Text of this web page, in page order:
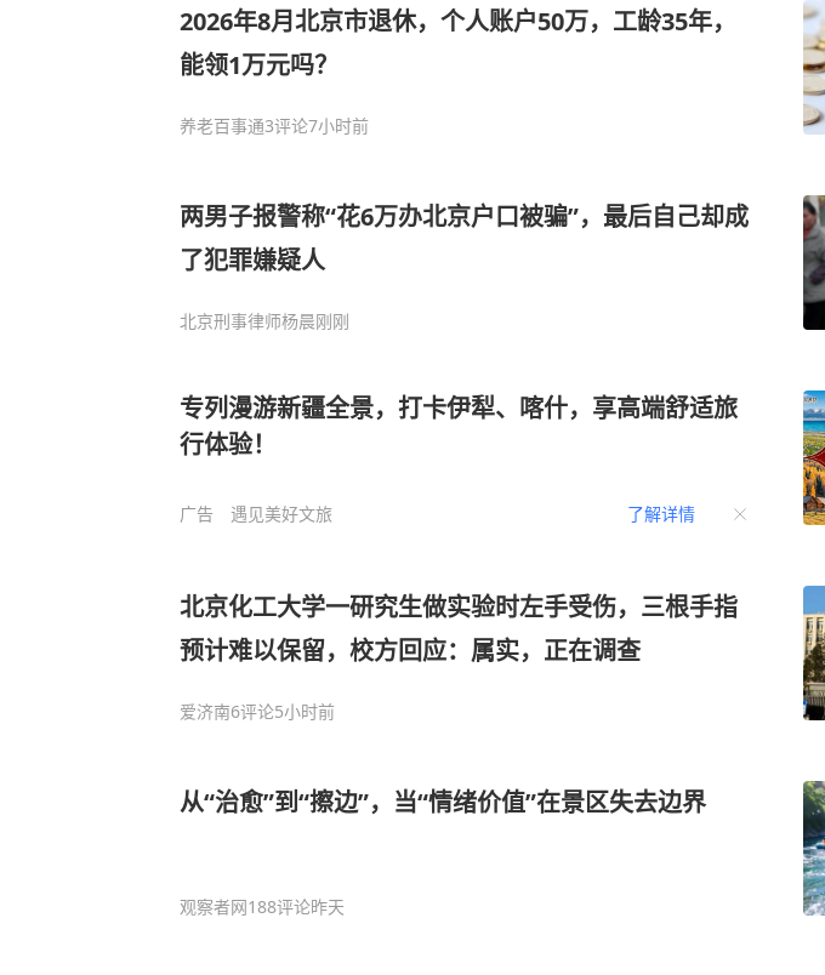
2026年8月北京市退休，个人账户50万，工龄35年，
能领1万元吗？
养老百事通3评论7小时前
两男子报警称“花6万办北京户口被骗”，最后自己却成
了犯罪嫌疑人
北京刑事律师杨晨刚刚
专列漫游新疆全景，打卡伊犁、喀什，享高端舒适旅
行体验！
广告 遇见美好文旅 了解详情
北京化工大学一研究生做实验时左手受伤，三根手指
预计难以保留，校方回应：属实，正在调查
爱济南6评论5小时前
从“治愈”到“擦边”，当“情绪价值”在景区失去边界
观察者网188评论昨天